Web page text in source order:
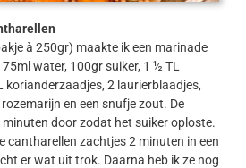
à 250gr) maakte ik een marinade
water, 100gr suiker, 1 ½ TL
korianderzaadjes, 2 laurierblaadjes,
en een snufje zout. De
door zodat het suiker oploste.
cantharellen zachtjes 2 minuten in een
er wat uit trok. Daarna heb ik ze nog